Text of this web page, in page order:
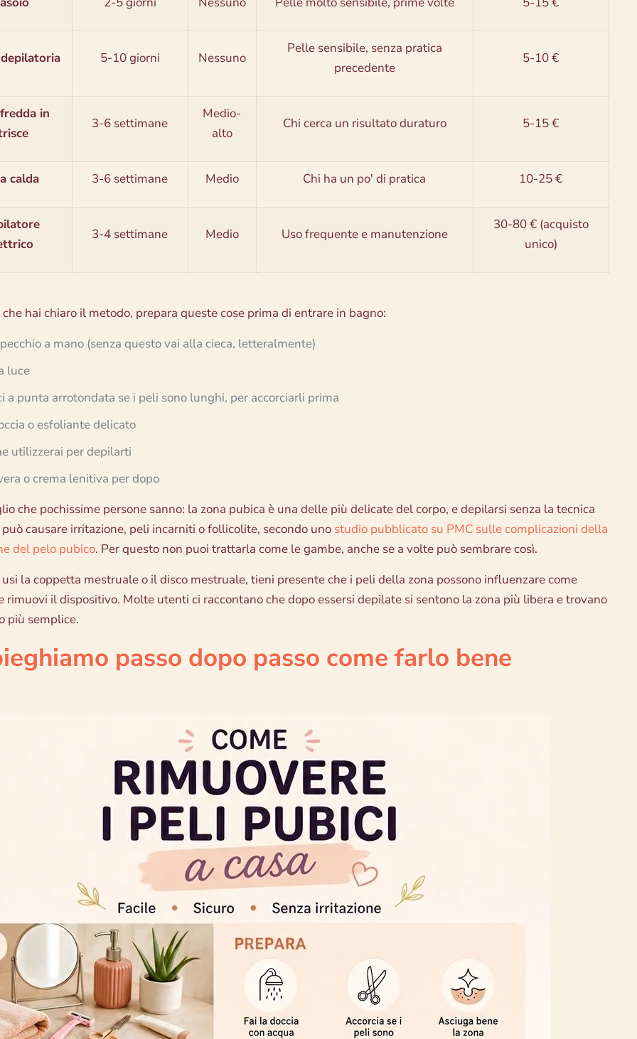
5-10 giorni Nessuno
Pelle sensibile, senza pratica
precedente
5-10 €
in
3-6 settimane
Medio-
alto
Chi cerca un risultato duraturo 5-15 €
calda 3-6 settimane Medio Chi ha un po' di pratica 10-25 €
3-4 settimane Medio Uso frequente e manutenzione
30-80 € (acquisto
unico)
hai chiaro il metodo, prepara queste cose prima di entrare in bagno:
a mano (senza questo vai alla cieca, letteralmente)
luce
a punta arrotondata se i peli sono lunghi, per accorciarli prima
o esfoliante delicato
utilizzerai per depilarti
o crema lenitiva per dopo
che pochissime persone sanno: la zona pubica è una delle più delicate del corpo, e depilarsi senza la tecnica
causare irritazione, peli incarniti o follicolite, secondo uno studio pubblicato su PMC sulle complicazioni della
del pelo pubico. Per questo non puoi trattarla come le gambe, anche se a volte può sembrare così.
la coppetta mestruale o il disco mestruale, tieni presente che i peli della zona possono influenzare come
rimuovi il dispositivo. Molte utenti ci raccontano che dopo essersi depilate si sentono la zona più libera e trovano
più semplice.
passo dopo passo come farlo bene